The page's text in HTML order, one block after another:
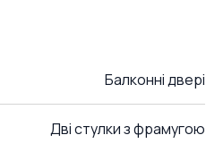
Балконні двері
Дві стулки з фрамугою